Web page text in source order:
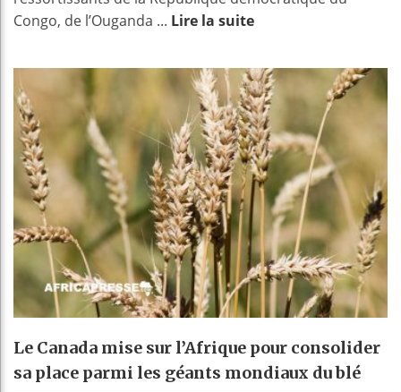
Congo, de l’Ouganda ... Lire la suite
Le Canada mise sur l’Afrique pour consolider
sa place parmi les géants mondiaux du blé